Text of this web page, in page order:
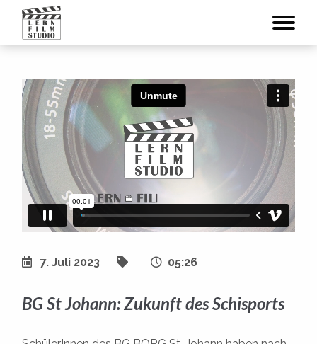
7. Juli 2023 05:26
BG St Johann: Zukunft des Schisports